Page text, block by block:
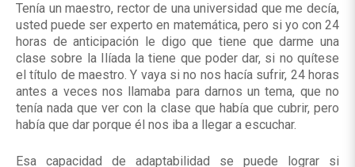
Tenía un maestro, rector de una universidad que me decía,
usted puede ser experto en matemática, pero si yo con 24
horas de anticipación le digo que tiene que darme una
clase sobre la Ilíada la tiene que poder dar, si no quítese
el título de maestro. Y vaya si no nos hacía sufrir, 24 horas
antes a veces nos llamaba para darnos un tema, que no
tenía nada que ver con la clase que había que cubrir, pero
había que dar porque él nos iba a llegar a escuchar.
Esa capacidad de adaptabilidad se puede lograr si